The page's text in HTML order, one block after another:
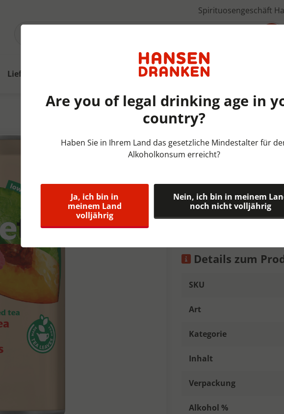
Spirituosengeschäft
Lieferanten
Frisdranken Coca-Cola |
Fuze Tea
Tray 24x33
Een combinatie van
perzik en de verfijnde
Details zum
SKU
Art
Kategorie
Inhalt
Verpackung
Alkohol %
Are you of legal drinking age in
country?
Haben Sie in Ihrem Land das gesetzliche Mindestalter für
Alkoholkonsum erreicht?
Ja, ich bin in
meinem Land
volljährig
Nein, ich bin in meinem
noch nicht volljährig